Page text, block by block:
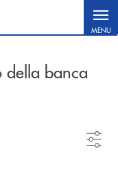
MENU
della banca